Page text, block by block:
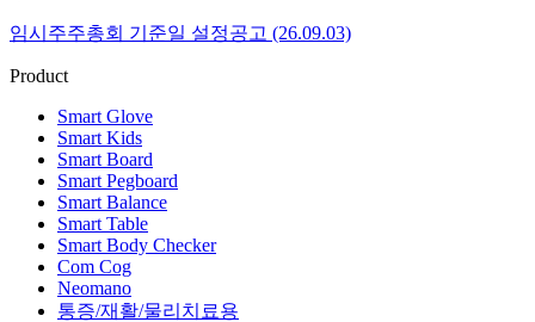
임시주주총회 기준일 설정공고 (26.09.03)
Product
Smart Glove
Smart Kids
Smart Board
Smart Pegboard
Smart Balance
Smart Table
Smart Body Checker
Com Cog
Neomano
통증/재활/물리치료용